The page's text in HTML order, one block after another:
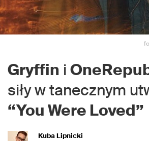
Gryffin i
siły w tanecznym
“You Were Loved”
Kuba Lipnicki